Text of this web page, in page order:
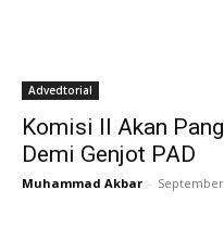
Advedtorial
Komisi II Akan
Demi Genjot PAD
Muhammad Akbar - September